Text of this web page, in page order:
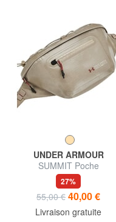
UNDER ARMOUR
SUMMIT Poche
27%
55,00 € 40,00 €
Livraison gratuite